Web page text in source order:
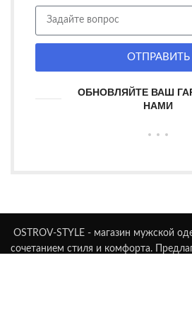
ОТПРАВИТЬ
ОБНОВЛЯЙТЕ ВАШ
НАМИ
OSTROV-STYLE - магазин мужской
сочетанием стиля и комфорта.